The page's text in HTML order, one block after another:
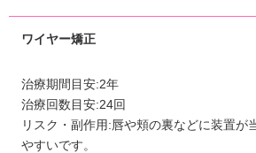
ワイヤー矯正
治療期間目安:2年
治療回数目安:24回
リスク・副作用:唇や頬の裏などに装置が
やすいです。